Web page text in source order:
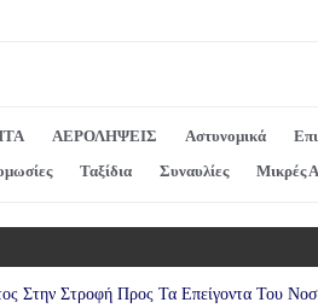
ΑΕΡΟΛΗΨΕΙΣ Αστυνομικά
Ταξίδια Συναυλίες Μικρές